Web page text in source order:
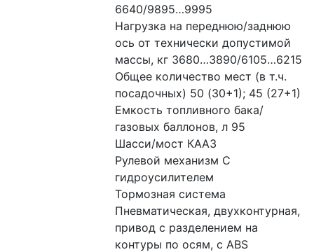
6640/9895…9995
Нагрузка на переднюю/заднюю
ось от технически допустимой
массы, кг 3680…3890/6105…6215
Общее количество мест (в т.ч.
посадочных) 50 (30+1); 45 (27+1)
Емкость топливного бака/
газовых баллонов, л 95
Шасси/мост КААЗ
Рулевой механизм С
гидроусилителем
Тормозная система
Пневматическая, двухконтурная,
привод с разделением на
контуры по осям, с ABS